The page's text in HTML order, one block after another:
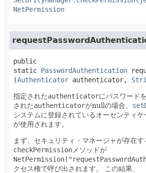
NetPermission
public
static PasswordAuthentication
(Authenticator authenticator,
指定されたauthenticatorにパスワード
されたauthenticatorがnullの場合、
システムに登録されているオーセンティ
が使用されます。
まず、セキュリティ・マネージャが存在
checkPermission メソッドが
クセス権で呼び出されます。
この結果、